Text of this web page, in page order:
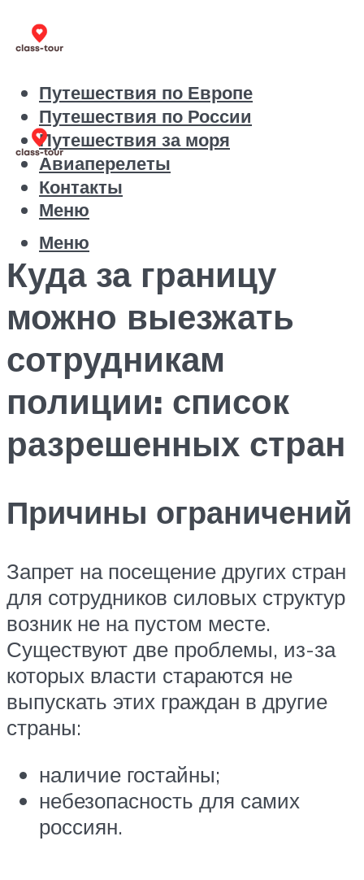
Путешествия по Европе
Путешествия по России
Путешествия за моря
Авиаперелеты
Контакты
Меню
Меню
Куда за границу
можно выезжать
сотрудникам
полиции: список
разрешенных стран
Причины ограничений
Запрет на посещение других стран
для сотрудников силовых структур
возник не на пустом месте.
Существуют две проблемы, из-за
которых власти стараются не
выпускать этих граждан в другие
страны:
наличие гостайны;
небезопасность для самих
россиян.